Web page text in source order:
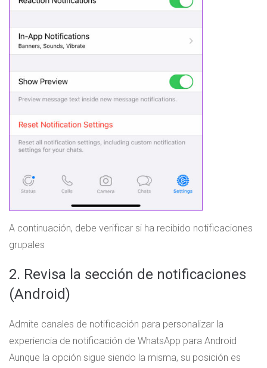
A continuación, debe verificar si ha recibido notificaciones
grupales
2. Revisa la sección de notificaciones
(Android)
Admite canales de notificación para personalizar la
experiencia de notificación de WhatsApp para Android
Aunque la opción sigue siendo la misma, su posición es